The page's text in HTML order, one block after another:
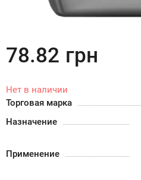
Нет в наличии
Торговая марка
Назначение
Применение
78.82 грн